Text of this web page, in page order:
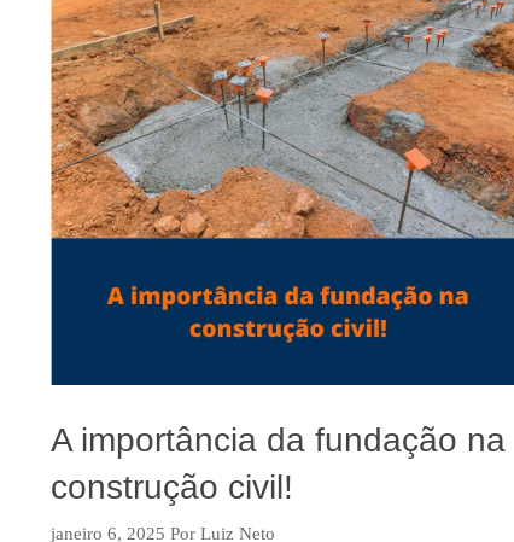
A importância da fundação na
construção civil!
janeiro 6, 2025 Por Luiz Neto